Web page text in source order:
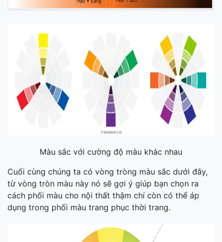
Màu sắc với cường độ màu khác nhau
Cuối cùng chúng ta có vòng tròng màu sắc dưới đây,
từ vòng tròn màu này nó sẽ gợi ý giúp bạn chọn ra
cách phối màu cho nội thất thậm chí còn có thể áp
dụng trong phối màu trang phục thời trang.